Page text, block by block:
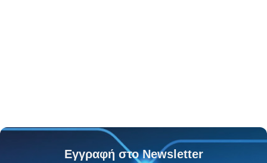
Εγγραφή στο Newsletter